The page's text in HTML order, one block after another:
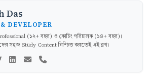
Das
DEVELOPER
(১২+ বছর) ও কোচিং পরিচালক (১৪+ বছর)।
সহজ Study Content নিশ্চিত করতেই এই ব্লগ।